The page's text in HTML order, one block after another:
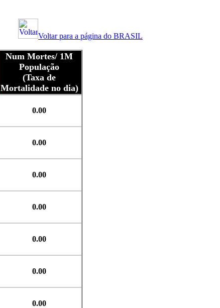
Voltar para a página do BRASIL
Num Mortes/ 1M
População
(Taxa de
Mortalidade no dia)
0.00
0.00
0.00
0.00
0.00
0.00
0.00